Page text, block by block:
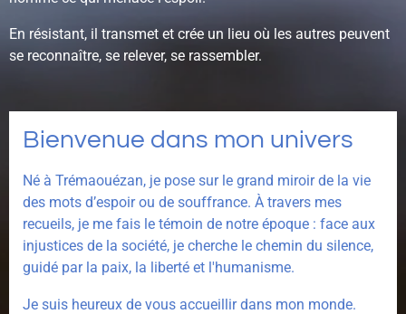
En résistant, il transmet et crée un lieu où les autres peuvent
se reconnaître, se relever, se rassembler.
Bienvenue dans mon univers
Né à Trémaouézan, je pose sur le grand miroir de la vie
des mots d’espoir ou de souffrance. À travers mes
recueils, je me fais le témoin de notre époque : face aux
injustices de la société, je cherche le chemin du silence,
guidé par la paix, la liberté et l'humanisme.
Je suis heureux de vous accueillir dans mon monde.